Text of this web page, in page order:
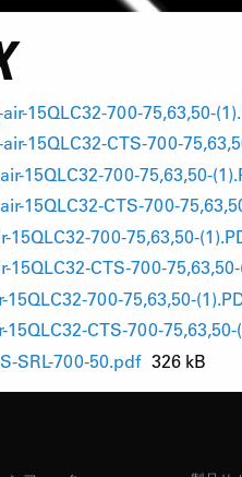
15QLC32-700-75,63,50-
15QLC32-CTS-700-
15QLC32-700-75,63,50-
15QLC32-CTS-700-
15QLC32-700-75,63,50-
15QLC32-CTS-700-
15QLC32-700-75,63,50-
15QLC32-CTS-700-75,63,50-
SRL-700-50.pdf 326 kB